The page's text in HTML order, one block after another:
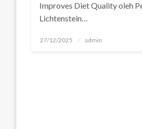
Improves Diet Quality oleh
Lichtenstein…
Posted
27/12/2025 admin